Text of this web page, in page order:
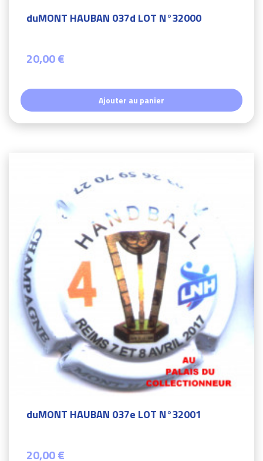
duMONT HAUBAN 037d LOT N°32000
20,00 €
Ajouter au panier
duMONT HAUBAN 037e LOT N°32001
20,00 €